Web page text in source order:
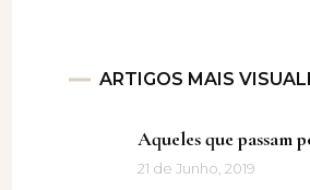
ARTIGOS MAIS
Aqueles que passam
21 de Junho, 2019